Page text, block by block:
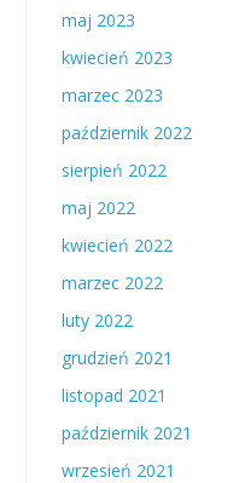
maj 2023
kwiecień 2023
marzec 2023
październik 2022
sierpień 2022
maj 2022
kwiecień 2022
marzec 2022
luty 2022
grudzień 2021
listopad 2021
październik 2021
wrzesień 2021